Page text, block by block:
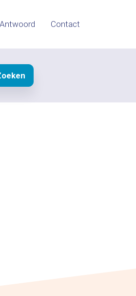
Contact